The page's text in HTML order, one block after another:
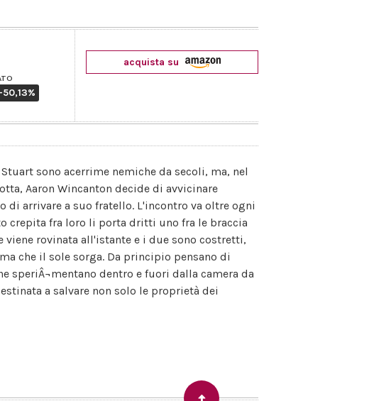
-50,13%
acquista su
sono acerrime nemiche da secoli, ma, nel
Aaron Wincanton decide di avvicinare
di arrivare a suo fratello. L'incontro va oltre ogni
crepita fra loro li porta dritti uno fra le braccia
rovinata all'istante e i due sono costretti,
che il sole sorga. Da principio pensano di
speriÂ¬mentano dentro e fuori dalla camera da
a salvare non solo le proprietà dei